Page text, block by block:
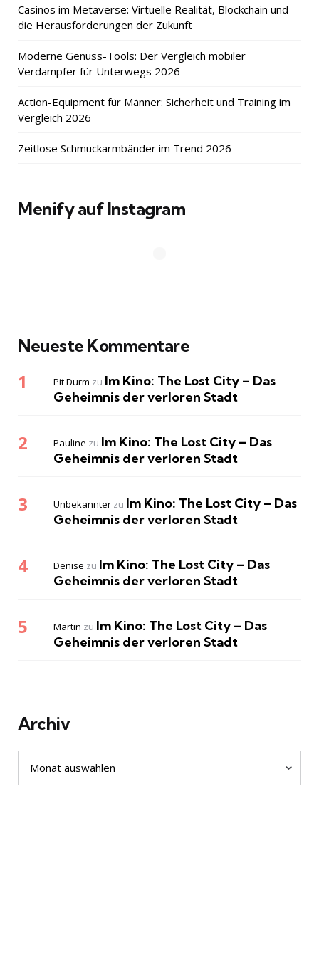
Casinos im Metaverse: Virtuelle Realität, Blockchain und
die Herausforderungen der Zukunft
Moderne Genuss-Tools: Der Vergleich mobiler
Verdampfer für Unterwegs 2026
Action-Equipment für Männer: Sicherheit und Training im
Vergleich 2026
Zeitlose Schmuckarmbänder im Trend 2026
Menify auf Instagram
Neueste Kommentare
Pit Durm zu Im Kino: The Lost City – Das
Geheimnis der verloren Stadt
Pauline zu Im Kino: The Lost City – Das
Geheimnis der verloren Stadt
Unbekannter zu Im Kino: The Lost City – Das
Geheimnis der verloren Stadt
Denise zu Im Kino: The Lost City – Das
Geheimnis der verloren Stadt
Martin zu Im Kino: The Lost City – Das
Geheimnis der verloren Stadt
Archiv
Archiv